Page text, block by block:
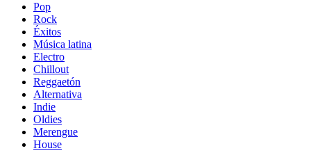
Pop
Rock
Éxitos
Música latina
Electro
Chillout
Reggaetón
Alternativa
Indie
Oldies
Merengue
House